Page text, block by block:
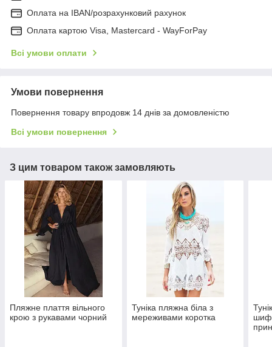
Оплата на IBAN/розрахунковий рахунок
Оплата картою Visa, Mastercard - WayForPay
Всі умови оплати
Умови повернення
Повернення товару впродовж 14 днів за домовленістю
Всі умови повернення
З цим товаром також замовляють
Пляжне плаття вільного
крою з рукавами чорний
Туніка пляжна біла з
мереживами коротка